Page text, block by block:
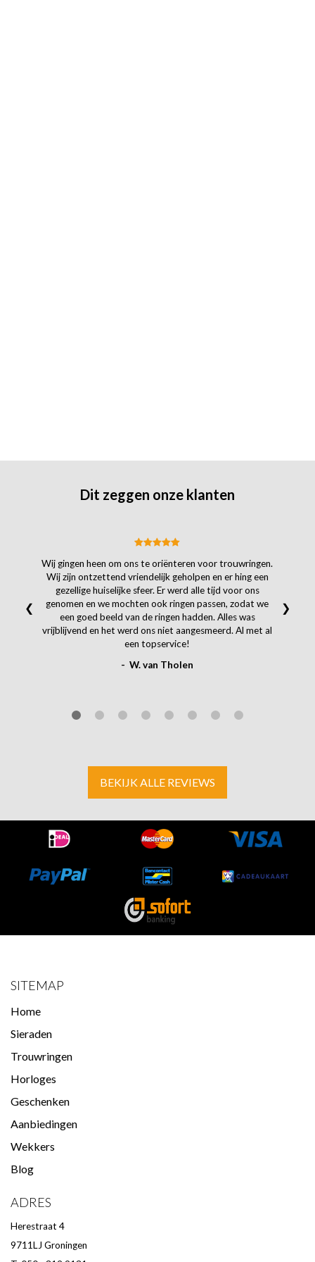
Dit zeggen onze klanten
Wij gingen heen om ons te oriënteren voor trouwringen.
Wij zijn ontzettend vriendelijk geholpen en er hing een
gezellige huiselijke sfeer. Er werd alle tijd voor ons
genomen en we mochten ook ringen passen, zodat we
een goed beeld van de ringen hadden. Alles was
vrijblijvend en het werd ons niet aangesmeerd. Al met al
een topservice!
- W. van Tholen
❮ ❯
BEKIJK ALLE REVIEWS
SITEMAP
Home
Sieraden
Trouwringen
Horloges
Geschenken
Aanbiedingen
Wekkers
Blog
ADRES
Herestraat 4
9711LJ Groningen